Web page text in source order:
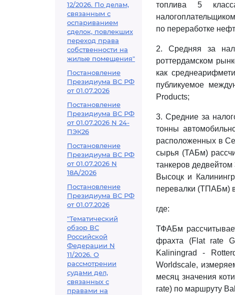
12/2026. По делам,
связанным с
оспариванием
сделок, повлекших
переход права
собственности на
жилые помещения"
Постановление
Президиума ВС РФ
от 01.07.2026
Постановление
Президиума ВС РФ
от 01.07.2026 N 24-
ПЭК26
Постановление
Президиума ВС РФ
от 01.07.2026 N
18А/2026
Постановление
Президиума ВС РФ
от 01.07.2026
"Тематический
обзор ВС
Российской
Федерации N
11/2026. О
рассмотрении
судами дел,
связанных с
правами на
топлива 5
по переработке
2. Средняя за
роттердамском
как
публикуемое
Products;
3. Средние за
тонны
расположенных в
сырья (ТАБм)
танкеров дедвейтом
Высоцк и
перевалки (ТПАБм)
где:
ТФАБм
фрахта (Flat rate
Kaliningrad -
Worldscale,
месяц значения
rate) по маршруту